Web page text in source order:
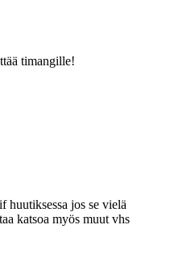
timangille!
huutiksessa jos se vielä
katsoa myös muut vhs